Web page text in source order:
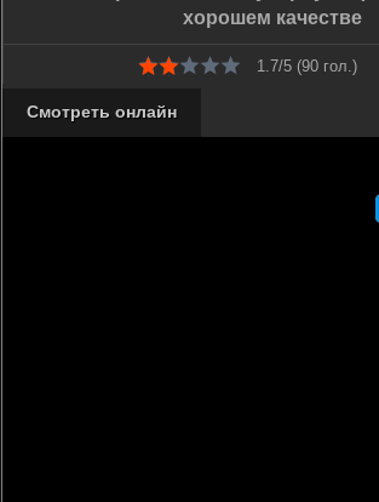
хорошем качестве
1.7/5 (90 гол.)
Смотреть онлайн